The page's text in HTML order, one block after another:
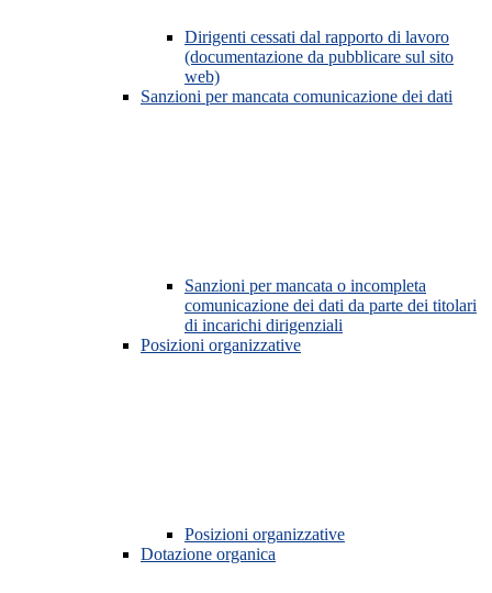
Dirigenti cessati dal rapporto di lavoro
(documentazione da pubblicare sul sito
web)
Sanzioni per mancata comunicazione dei dati
Sanzioni per mancata o incompleta
comunicazione dei dati da parte dei titolari
di incarichi dirigenziali
Posizioni organizzative
Posizioni organizzative
Dotazione organica